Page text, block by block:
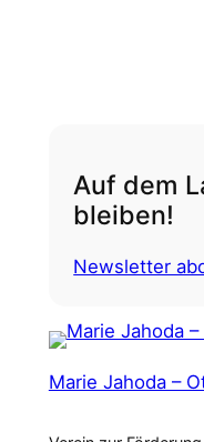
Auf dem
bleiben!
Newsletter
Marie Jahoda –